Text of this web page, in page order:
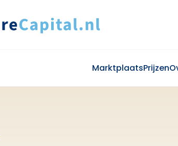
MarktplaatsPrijzen